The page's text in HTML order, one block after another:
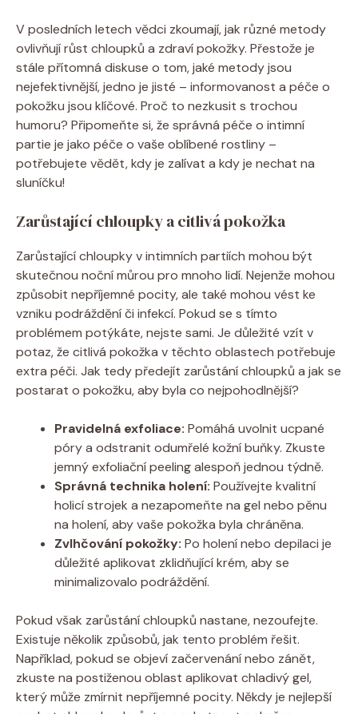
V posledních letech vědci zkoumají, jak různé metody
ovlivňují růst chloupků a zdraví pokožky. Přestože je
stále přítomná diskuse o tom, jaké metody jsou
nejefektivnější, jedno je jisté – informovanost a péče o
pokožku jsou klíčové. Proč to nezkusit s trochou
humoru? Připomeňte si, že správná péče o intimní
partie je jako péče o vaše oblíbené rostliny –
potřebujete vědět, kdy je zalívat a kdy je nechat na
sluníčku!
Zarůstající chloupky a citlivá pokožka
Zarůstající chloupky v intimních partiích mohou být
skutečnou noční můrou pro mnoho lidí. Nejenže mohou
způsobit nepříjemné pocity, ale také mohou vést ke
vzniku podráždění či infekcí. Pokud se s tímto
problémem potýkáte, nejste sami. Je důležité vzít v
potaz, že citlivá pokožka v těchto oblastech potřebuje
extra péči. Jak tedy předejít zarůstání chloupků a jak se
postarat o pokožku, aby byla co nejpohodlnější?
Pravidelná exfoliace: Pomáhá uvolnit ucpané
póry a odstranit odumřelé kožní buňky. Zkuste
jemný exfoliační peeling alespoň jednou týdně.
Správná technika holení: Používejte kvalitní
holicí strojek a nezapomeňte na gel nebo pěnu
na holení, aby vaše pokožka byla chráněna.
Zvlhčování pokožky: Po holení nebo depilaci je
důležité aplikovat zklidňující krém, aby se
minimalizovalo podráždění.
Pokud však zarůstání chloupků nastane, nezoufejte.
Existuje několik způsobů, jak tento problém řešit.
Například, pokud se objeví začervenání nebo zánět,
zkuste na postiženou oblast aplikovat chladivý gel,
který může zmírnit nepříjemné pocity. Někdy je nejlepší